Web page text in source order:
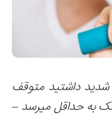
شدید داشتید متوقف
به حداقل میرسد –